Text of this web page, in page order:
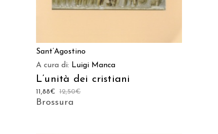
Sant’Agostino
A cura di: Luigi Manca
L’unità dei cristiani
12,50€
11,88€
Brossura